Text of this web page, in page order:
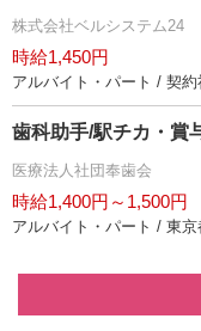
株式会社ベルシステム24
時給1,450円
アルバイト・パート / 契
歯科助手/駅チカ・賞
医療法人社団奉歯会
時給1,400円～1,500円
アルバイト・パート / 東京